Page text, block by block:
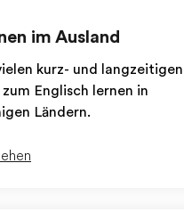
im Ausland
kurz- und langzeitigen
Englisch lernen in
Ländern.